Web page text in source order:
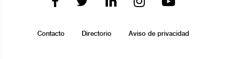
Contacto Directorio Aviso de privacidad